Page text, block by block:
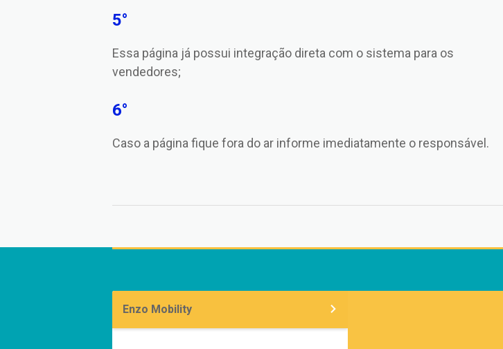
5°
Essa página já possui integração direta com o sistema para os
vendedores;
6°
Caso a página fique fora do ar informe imediatamente o responsável.
Enzo Mobility